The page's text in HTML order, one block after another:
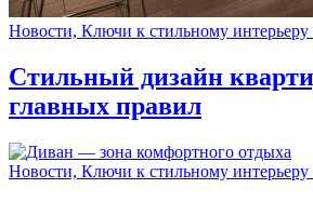
Новости, Ключи к стильному интерьеру
Стильный дизайн
главных правил
Новости, Ключи к стильному интерьеру